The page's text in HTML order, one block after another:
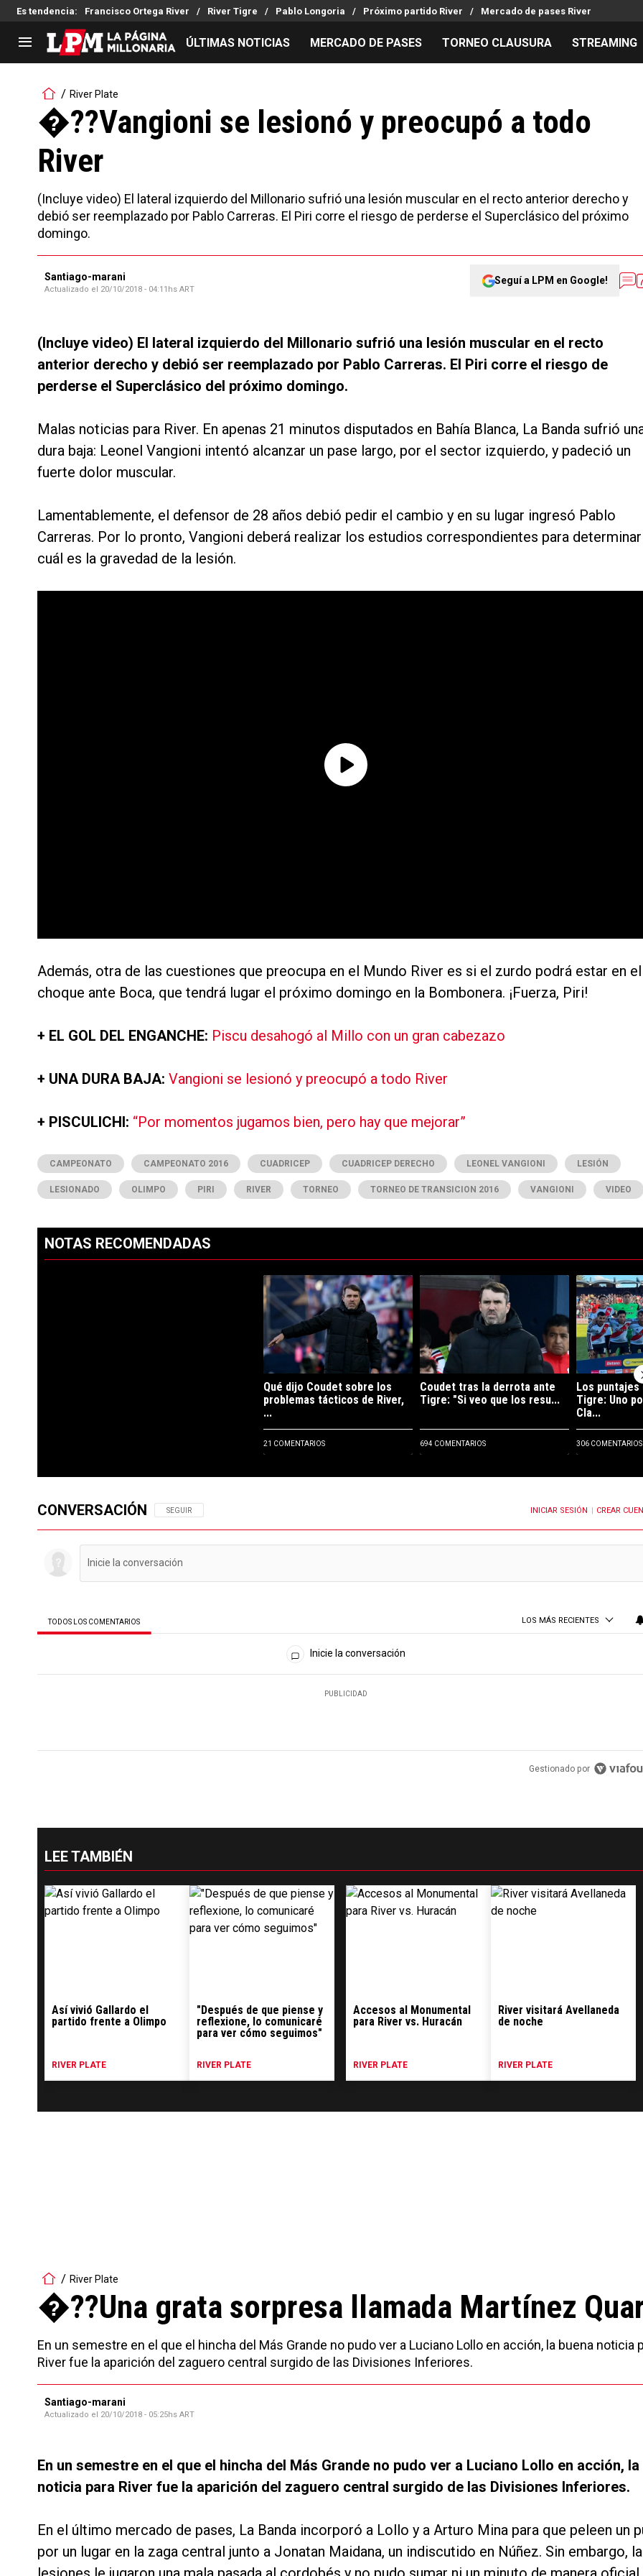
Es tendencia: Francisco Ortega River River Tigre Pablo Longoria Próximo partido River Mercado de pases River
LIGA PROFESIONAL
Noticias
Tabla de posiciones
Fixture
Reserva
Copa Sudamericana
Copa Argentina
Mercado de Pases
Análisis tácticos
Streaming
Entradas
ÚLTIMAS NOTICIAS MERCADO DE PASES TORNEO CLAUSURA STREAMING
River Plate
�??Vangioni se lesionó y preocupó a todo
River
(Incluye video) El lateral izquierdo del Millonario sufrió una lesión muscular en el recto anterior derecho y
debió ser reemplazado por Pablo Carreras. El Piri corre el riesgo de perderse el Superclásico del próximo
domingo.
Santiago-marani
Actualizado el 20/10/2018 - 04:11hs ART
Seguí a LPM en Google!
(Incluye video) El lateral izquierdo del Millonario sufrió una lesión muscular en el recto
anterior derecho y debió ser reemplazado por Pablo Carreras. El Piri corre el riesgo de
perderse el Superclásico del próximo domingo.
Malas noticias para River. En apenas 21 minutos disputados en Bahía Blanca, La Banda sufrió
dura baja: Leonel Vangioni intentó alcanzar un pase largo, por el sector izquierdo, y padeció un
fuerte dolor muscular.
Lamentablemente, el defensor de 28 años debió pedir el cambio y en su lugar ingresó Pablo
Carreras. Por lo pronto, Vangioni deberá realizar los estudios correspondientes para determinar
cuál es la gravedad de la lesión.
Además, otra de las cuestiones que preocupa en el Mundo River es si el zurdo podrá estar en el
choque ante Boca, que tendrá lugar el próximo domingo en la Bombonera. ¡Fuerza, Piri!
+ EL GOL DEL ENGANCHE: Piscu desahogó al Millo con un gran cabezazo
+ UNA DURA BAJA: Vangioni se lesionó y preocupó a todo River
+ PISCULICHI: “Por momentos jugamos bien, pero hay que mejorar”
CAMPEONATO CAMPEONATO 2016 CUADRICEP CUADRICEP DERECHO LEONEL VANGIONI LESIÓN
LESIONADO OLIMPO PIRI RIVER TORNEO TORNEO DE TRANSICION 2016 VANGIONI VIDEO
NOTAS RECOMENDADAS
Un artículo de tendencia con el título "Qué dijo Coudet sobre los problemas
Qué dijo Coudet sobre los
problemas tácticos de River,
...
21 COMENTARIOS
Un artículo de tendencia con el título "Coudet
Coudet tras la derrota ante
Tigre: "Si veo que los resu...
694 COMENTARIOS
Un artículo de
Los puntajes
Tigre: Uno
Cla...
306 COMENTARIOS
CONVERSACIÓN SIGA ESTA CONVERSACIÓN PARA RECIBIR NOTIFICACIONES CUANDO SE PUBLIQUEN NUEVOS COMENTARIOS
SEGUIR INICIAR SESIÓN CREAR
TODOS LOS COMENTARIOS LOS MÁS RECIENTES
Inicie la conversación
PUBLICIDAD
Gestionado por
LEE TAMBIÉN
Así vivió Gallardo el
partido frente a Olimpo
RIVER PLATE
"Después de que piense y
reflexione, lo comunicaré
para ver cómo seguimos"
RIVER PLATE
Accesos al Monumental
para River vs. Huracán
RIVER PLATE
River visitará Avellaneda
de noche
RIVER PLATE
River Plate
�??Una grata sorpresa llamada Martínez
En un semestre en el que el hincha del Más Grande no pudo ver a Luciano Lollo en acción, la buena noticia
River fue la aparición del zaguero central surgido de las Divisiones Inferiores.
Santiago-marani
Actualizado el 20/10/2018 - 05:25hs ART
En un semestre en el que el hincha del Más Grande no pudo ver a Luciano Lollo en acción, la
noticia para River fue la aparición del zaguero central surgido de las Divisiones Inferiores.
En el último mercado de pases, La Banda incorporó a Lollo y a Arturo Mina para que peleen un
por un lugar en la zaga central junto a Jonatan Maidana, un indiscutido en Núñez. Sin embargo,